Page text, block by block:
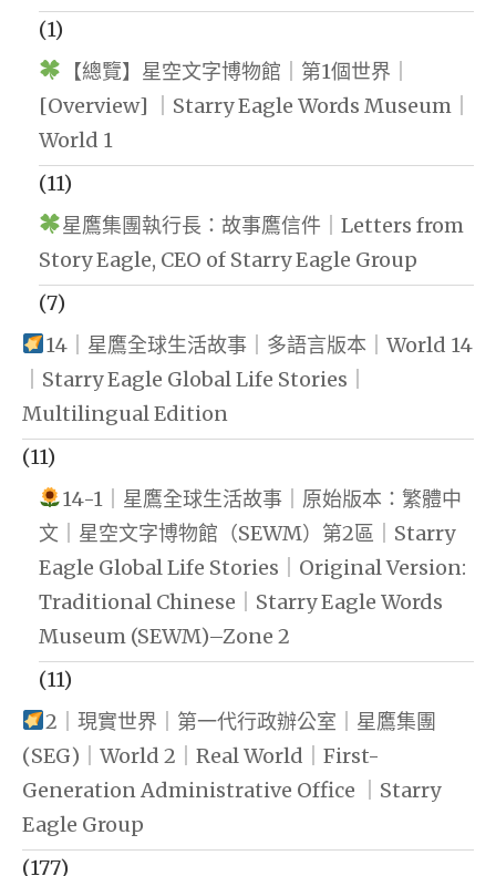
(1)
【總覽】星空文字博物館｜第1個世界｜
[Overview] ｜Starry Eagle Words Museum｜
World 1
(11)
星鷹集團執行長：故事鷹信件｜Letters from
Story Eagle, CEO of Starry Eagle Group
(7)
14｜星鷹全球生活故事｜多語言版本｜World 14
｜Starry Eagle Global Life Stories｜
Multilingual Edition
(11)
14-1｜星鷹全球生活故事｜原始版本：繁體中
文｜星空文字博物館（SEWM）第2區｜Starry
Eagle Global Life Stories｜Original Version:
Traditional Chinese｜Starry Eagle Words
Museum (SEWM)–Zone 2
(11)
2｜現實世界｜第一代行政辦公室｜星鷹集團
(SEG)｜World 2｜Real World｜First-
Generation Administrative Office ｜Starry
Eagle Group
(177)